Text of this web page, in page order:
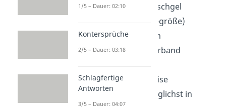
Haarshampoo, Duschgel
(möglichst in Reisegröße)
Haarbürste/ Kamm
Haargummis/ Haarband
Rasierer für die Reise
Sonnencreme (möglichst in
1/5 – Dauer: 02:10
Kontersprüche
2/5 – Dauer: 03:18
Schlagfertige
Antworten
3/5 – Dauer: 04:07